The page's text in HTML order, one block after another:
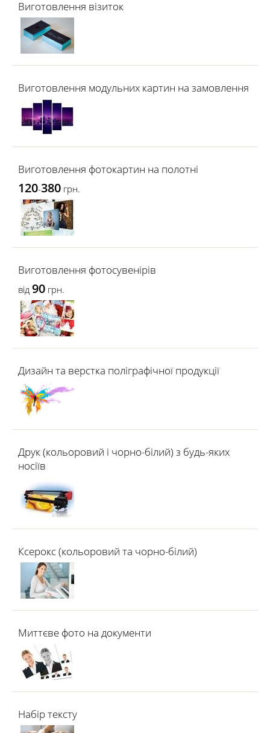
Виготовлення візиток
Виготовлення модульних картин на замовлення
Виготовлення фотокартин на полотні
120-380 грн.
Виготовлення фотосувенірів
від 90 грн.
Дизайн та верстка поліграфічної продукції
Друк (кольоровий і чорно-білий) з будь-яких
носіїв
Ксерокс (кольоровий та чорно-білий)
Миттєве фото на документи
Набір тексту